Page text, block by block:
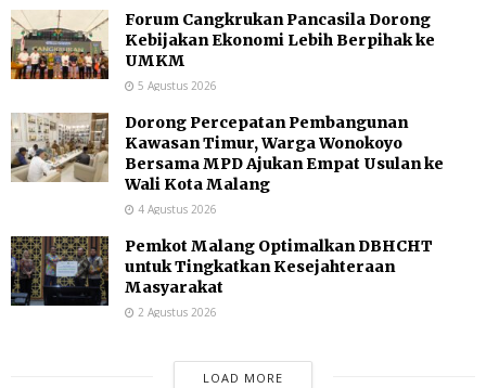
Forum Cangkrukan Pancasila Dorong
Kebijakan Ekonomi Lebih Berpihak ke
UMKM
5 Agustus 2026
Dorong Percepatan Pembangunan
Kawasan Timur, Warga Wonokoyo
Bersama MPD Ajukan Empat Usulan ke
Wali Kota Malang
4 Agustus 2026
Pemkot Malang Optimalkan DBHCHT
untuk Tingkatkan Kesejahteraan
Masyarakat
2 Agustus 2026
LOAD MORE